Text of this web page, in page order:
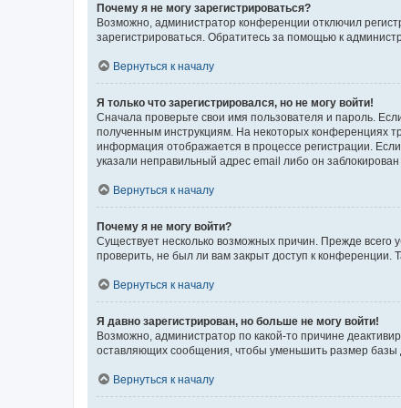
Почему я не могу зарегистрироваться?
Возможно, администратор конференции отключил
зарегистрироваться. Обратитесь за помощью к
Вернуться к началу
Я только что зарегистрировался, но не могу войти!
Сначала проверьте свои имя пользователя и пароль.
полученным инструкциям. На некоторых конференциях
информация отображается в процессе регистрации.
указали неправильный адрес email либо он
Вернуться к началу
Почему я не могу войти?
Существует несколько возможных причин. Прежде всего
проверить, не был ли вам закрыт доступ к конференции.
Вернуться к началу
Я давно зарегистрирован, но больше не могу войти!
Возможно, администратор по какой-то причине
оставляющих сообщения, чтобы уменьшить размер базы
Вернуться к началу